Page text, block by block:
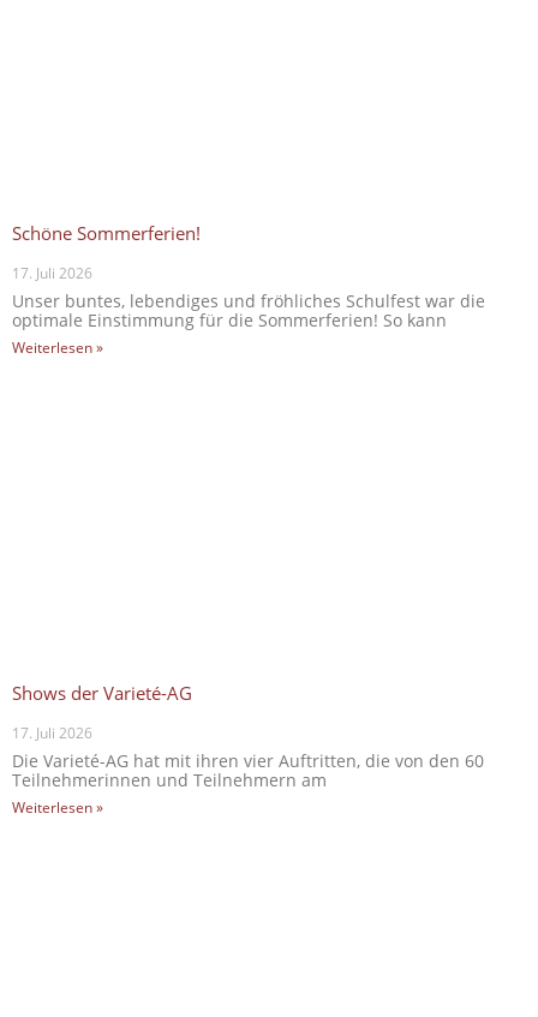
Schöne Sommerferien!
17. Juli 2026
Unser buntes, lebendiges und fröhliches Schulfest war die
optimale Einstimmung für die Sommerferien! So kann
Weiterlesen »
Shows der Varieté-AG
17. Juli 2026
Die Varieté-AG hat mit ihren vier Auftritten, die von den 60
Teilnehmerinnen und Teilnehmern am
Weiterlesen »